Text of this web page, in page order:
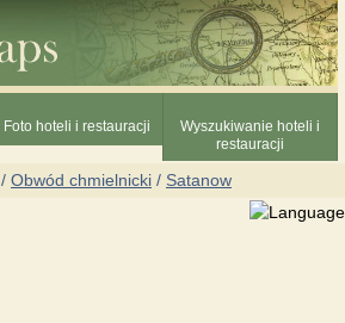
Foto hoteli i restauracji
Wyszukiwanie hoteli i
restauracji
/ Obwód chmielnicki / Satanow